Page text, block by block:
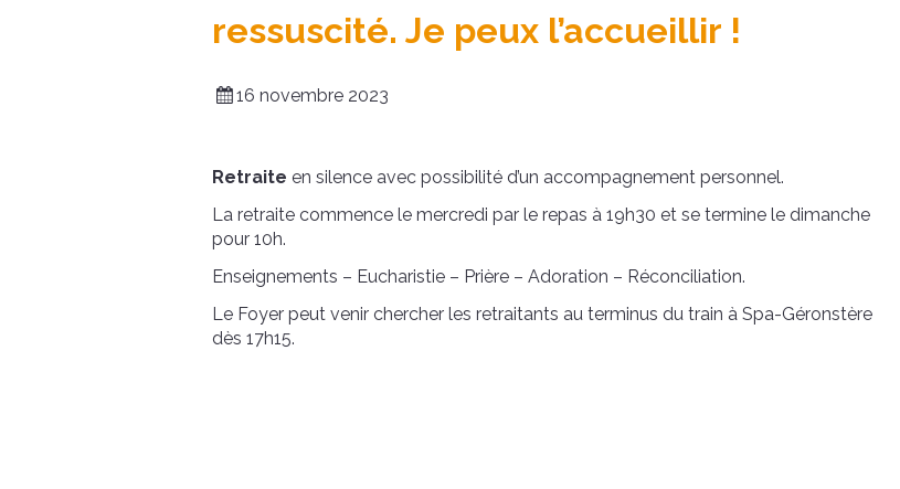
ressuscité. Je peux l’accueillir !
16 novembre 2023
Retraite en silence avec possibilité d’un accompagnement personnel.
La retraite commence le mercredi par le repas à 19h30 et se termine le dimanche
pour 10h.
Enseignements – Eucharistie – Prière – Adoration – Réconciliation.
Le Foyer peut venir chercher les retraitants au terminus du train à Spa-Géronstère
dès 17h15.